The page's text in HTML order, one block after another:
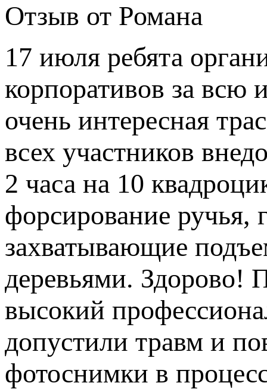
Отзыв от Романа
17 июля ребята
корпоративов за
очень интересная
всех участников
2 часа на 10
форсирование ручья,
захватывающие
деревьями. Здорово!
высокий
допустили травм и
фотоснимки в